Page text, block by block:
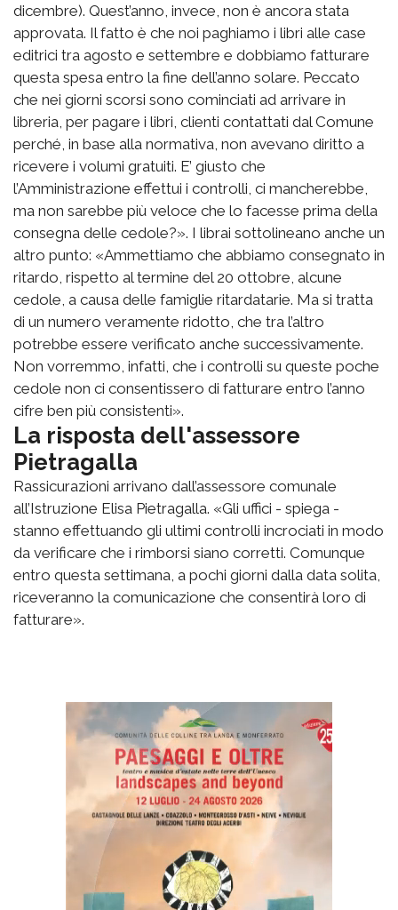
dicembre). Quest’anno, invece, non è ancora stata
approvata. Il fatto è che noi paghiamo i libri alle case
editrici tra agosto e settembre e dobbiamo fatturare
questa spesa entro la fine dell’anno solare. Peccato
che nei giorni scorsi sono cominciati ad arrivare in
libreria, per pagare i libri, clienti contattati dal Comune
perché, in base alla normativa, non avevano diritto a
ricevere i volumi gratuiti. E’ giusto che
l’Amministrazione effettui i controlli, ci mancherebbe,
ma non sarebbe più veloce che lo facesse prima della
consegna delle cedole?». I librai sottolineano anche un
altro punto: «Ammettiamo che abbiamo consegnato in
ritardo, rispetto al termine del 20 ottobre, alcune
cedole, a causa delle famiglie ritardatarie. Ma si tratta
di un numero veramente ridotto, che tra l’altro
potrebbe essere verificato anche successivamente.
Non vorremmo, infatti, che i controlli su queste poche
cedole non ci consentissero di fatturare entro l’anno
cifre ben più consistenti».
La risposta dell'assessore
Pietragalla
Rassicurazioni arrivano dall’assessore comunale
all’Istruzione Elisa Pietragalla. «Gli uffici - spiega -
stanno effettuando gli ultimi controlli incrociati in modo
da verificare che i rimborsi siano corretti. Comunque
entro questa settimana, a pochi giorni dalla data solita,
riceveranno la comunicazione che consentirà loro di
fatturare».